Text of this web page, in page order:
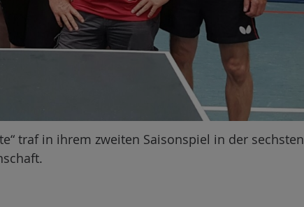
traf in ihrem zweiten Saisonspiel in der sechsten